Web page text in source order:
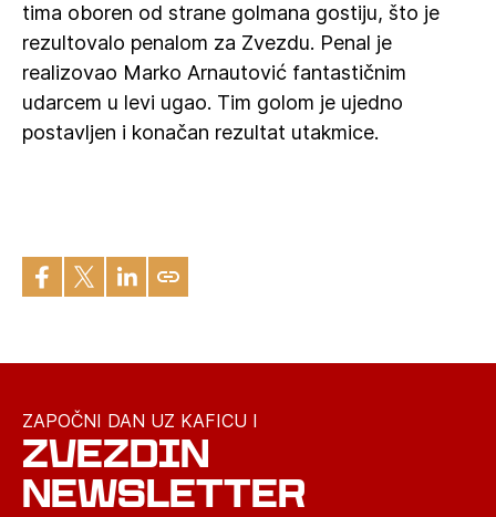
tima oboren od strane golmana gostiju, što je
rezultovalo penalom za Zvezdu. Penal je
realizovao Marko Arnautović fantastičnim
udarcem u levi ugao. Tim golom je ujedno
postavljen i konačan rezultat utakmice.
ZAPOČNI DAN UZ KAFICU I
ZVEZDIN
NEWSLETTER